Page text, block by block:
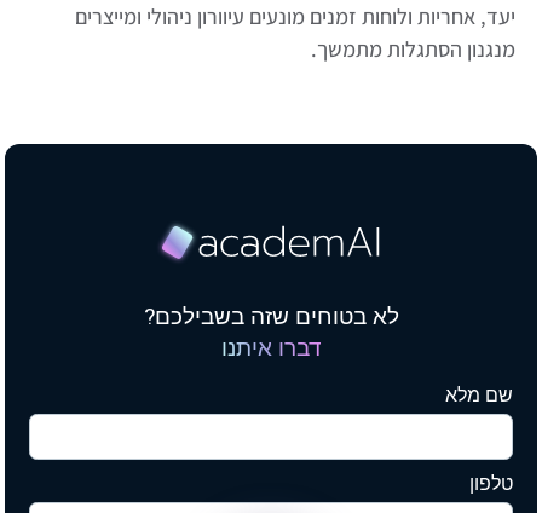
יעד, אחריות ולוחות זמנים מונעים עיוורון ניהולי ומייצרים
מנגנון הסתגלות מתמשך.
לא בטוחים שזה בשבילכם?
דברו איתנו
שם מלא
טלפון